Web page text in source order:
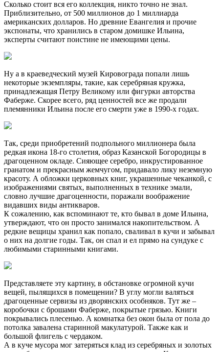
Сколько стоит вся его коллекция, никто точно не знал.
Приблизительно, от 500 миллионов до 1 миллиарда
американских долларов. Но древние Евангелия и прочие
экспонаты, что хранились в старом домишке Ильина,
эксперты считают поистине не имеющими цены.
Ну а в краеведческий музей Кировограда попали лишь
некоторые экземпляры, такие, как серебряная кружка,
принадлежащая Петру Великому или фигурки авторства
Фаберже. Скорее всего, ряд ценностей все же продали
племянники Ильина после его смерти уже в 1990-х годах.
Так, среди приобретений подпольного миллионера была
редкая икона 18-го столетия, образ Казанской Богородицы в
драгоценном окладе. Сияющее серебро, инкрустированное
гранатом и прекрасным жемчугом, придавало лику неземную
красоту. А обложки церковных книг, украшенные чеканкой, с
изображениями святых, выполненных в технике эмали,
словно лучшие драгоценности, поражали воображение
видавших виды антикваров.
К сожалению, как вспоминают те, кто бывал в доме Ильина,
утверждают, что он просто занимался накопительством. А
редкие вещицы хранил как попало, сваливал в кучи и забывал
о них на долгие годы. Так, он спал и ел прямо на сундуке с
любимыми старинными книгами.
Представляете эту картину, в обстановке огромной кучи
вещей, пылящихся в помещении? В углу могли валяться
драгоценные сервизы из дворянских особняков. Тут же –
коробочки с брошами Фаберже, покрытые грязью. Книги
покрывались плесенью. А комнатка без окон была от пола до
потолка завалена старинной макулатурой. Также как и
большой флигель с чердаком.
А в куче мусора мог затеряться клад из серебряных и золотых